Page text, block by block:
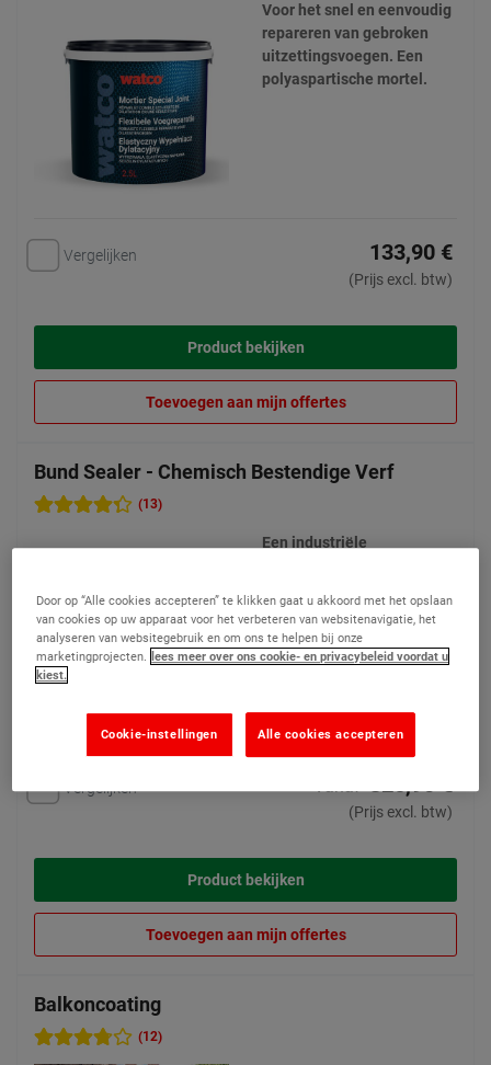
Voor het snel en eenvoudig
repareren van gebroken
uitzettingsvoegen. Een
polyaspartische mortel.
Vergelijken 133,90 €
(Prijs excl. btw)
Product bekijken
Toevoegen aan mijn offertes
Bund Sealer - Chemisch Bestendige Verf
(13)
Een industriële
tegen chemische
aantasting
Vergelijken Vanaf 326,90 €
(Prijs excl. btw)
Product bekijken
Toevoegen aan mijn offertes
Balkoncoating
(12)
Door op “Alle cookies accepteren” te klikken gaat u akkoord met het opslaan
van cookies op uw apparaat voor het verbeteren van websitenavigatie, het
analyseren van websitegebruik en om ons te helpen bij onze
marketingprojecten. lees meer over ons cookie- en privacybeleid voordat u
kiest.
Alle cookies accepteren
Cookie-instellingen